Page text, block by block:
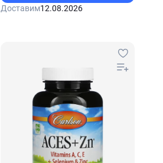
Доставим12.08.2026